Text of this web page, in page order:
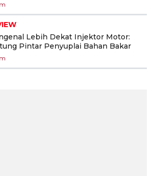
Lebih Dekat Injektor Motor:
Pintar Penyuplai Bahan Bakar